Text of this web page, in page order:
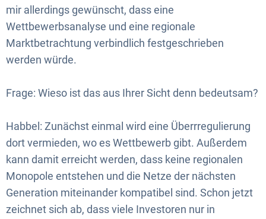
mir allerdings gewünscht, dass eine
Wettbewerbsanalyse und eine regionale
Marktbetrachtung verbindlich festgeschrieben
werden würde.
Frage: Wieso ist das aus Ihrer Sicht denn bedeutsam?
Habbel: Zunächst einmal wird eine Überrregulierung
dort vermieden, wo es Wettbewerb gibt. Außerdem
kann damit erreicht werden, dass keine regionalen
Monopole entstehen und die Netze der nächsten
Generation miteinander kompatibel sind. Schon jetzt
zeichnet sich ab, dass viele Investoren nur in